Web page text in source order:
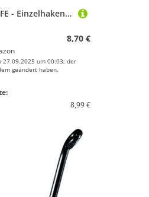
Ragot 8357 PTFE - Einzelhaken, Größe/Packungsinhalt:Gr. 7/0 / 4 Stück
8,70 €
um 00:03; der
geändert haben.
8,99 €